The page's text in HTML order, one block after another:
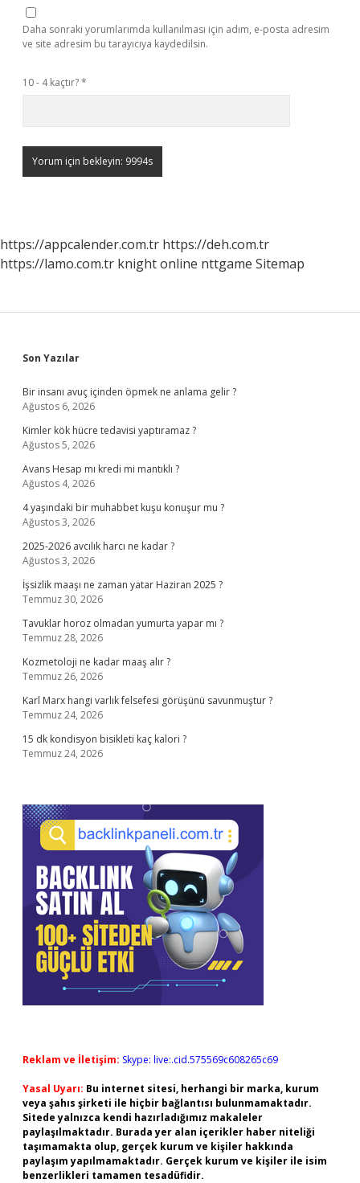
Daha sonraki yorumlarımda kullanılması için adım, e-posta adresim
ve site adresim bu tarayıcıya kaydedilsin.
10 - 4 kaçtır?*
https://appcalender.com.tr https://deh.com.tr
https://lamo.com.tr knight online nttgame Sitemap
Sidebar
Son Yazılar
Bir insanı avuç içinden öpmek ne anlama gelir ?
Ağustos 6, 2026
Kimler kök hücre tedavisi yaptıramaz ?
Ağustos 5, 2026
Avans Hesap mı kredi mi mantıklı ?
Ağustos 4, 2026
4 yaşındaki bir muhabbet kuşu konuşur mu ?
Ağustos 3, 2026
2025-2026 avcılık harcı ne kadar ?
Ağustos 3, 2026
İşsizlik maaşı ne zaman yatar Haziran 2025 ?
Temmuz 30, 2026
Tavuklar horoz olmadan yumurta yapar mı ?
Temmuz 28, 2026
Kozmetoloji ne kadar maaş alır ?
Temmuz 26, 2026
Karl Marx hangi varlık felsefesi görüşünü savunmuştur ?
Temmuz 24, 2026
15 dk kondisyon bisikleti kaç kalori ?
Temmuz 24, 2026
Reklam ve İletişim: Skype: live:.cid.575569c608265c69
Yasal Uyarı: Bu internet sitesi, herhangi bir marka, kurum
veya şahıs şirketi ile hiçbir bağlantısı bulunmamaktadır.
Sitede yalnızca kendi hazırladığımız makaleler
paylaşılmaktadır. Burada yer alan içerikler haber niteliği
taşımamakta olup, gerçek kurum ve kişiler hakkında
paylaşım yapılmamaktadır. Gerçek kurum ve kişiler ile isim
benzerlikleri tamamen tesadüfidir.